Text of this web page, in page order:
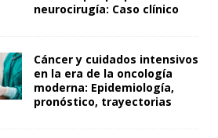
neurocirugía: Caso clínico
Cáncer y cuidados intensivos
en la era de la oncología
moderna: Epidemiología,
pronóstico, trayectorias